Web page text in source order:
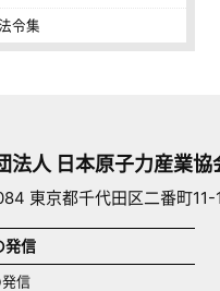
令集
法人 日本原子力産業協
東京都千代田区二番町
発信
信